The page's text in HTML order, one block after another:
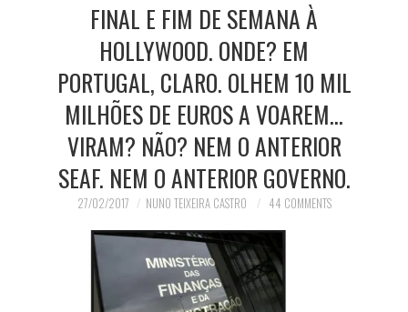
CONTACTO
POLÍTICA DE
PRIVACIDADE
FINAL E FIM DE SEMANA À
HOLLYWOOD. ONDE? EM
PORTUGAL, CLARO. OLHEM 10 MIL
MILHÕES DE EUROS A VOAREM…
VIRAM? NÃO? NEM O ANTERIOR
SEAF. NEM O ANTERIOR GOVERNO.
27/02/2017 NUNO TEIXEIRA CASTRO 44 COMMENTS